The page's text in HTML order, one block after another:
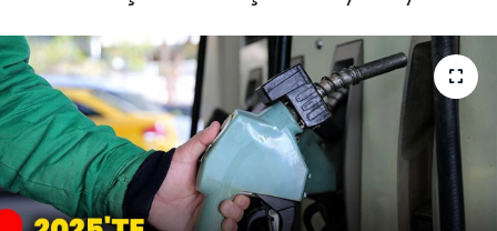
SAĞLIK
SPOR
11:11 MANŞET